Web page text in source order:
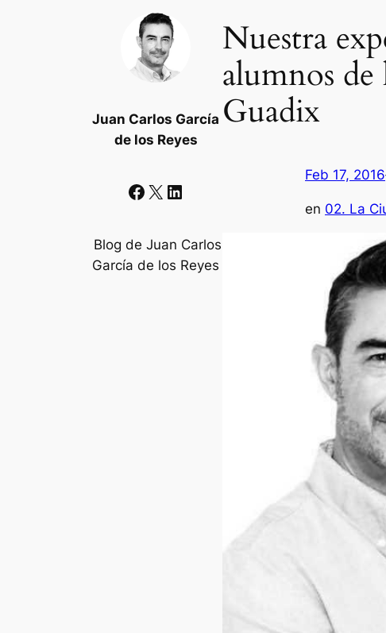
Juan Carlos García
de los Reyes
Facebook X LinkedIn
Blog de Juan Carlos
García de los Reyes
Nuestra
alumnos de
Guadix
Feb 17, 2016
en 02. La